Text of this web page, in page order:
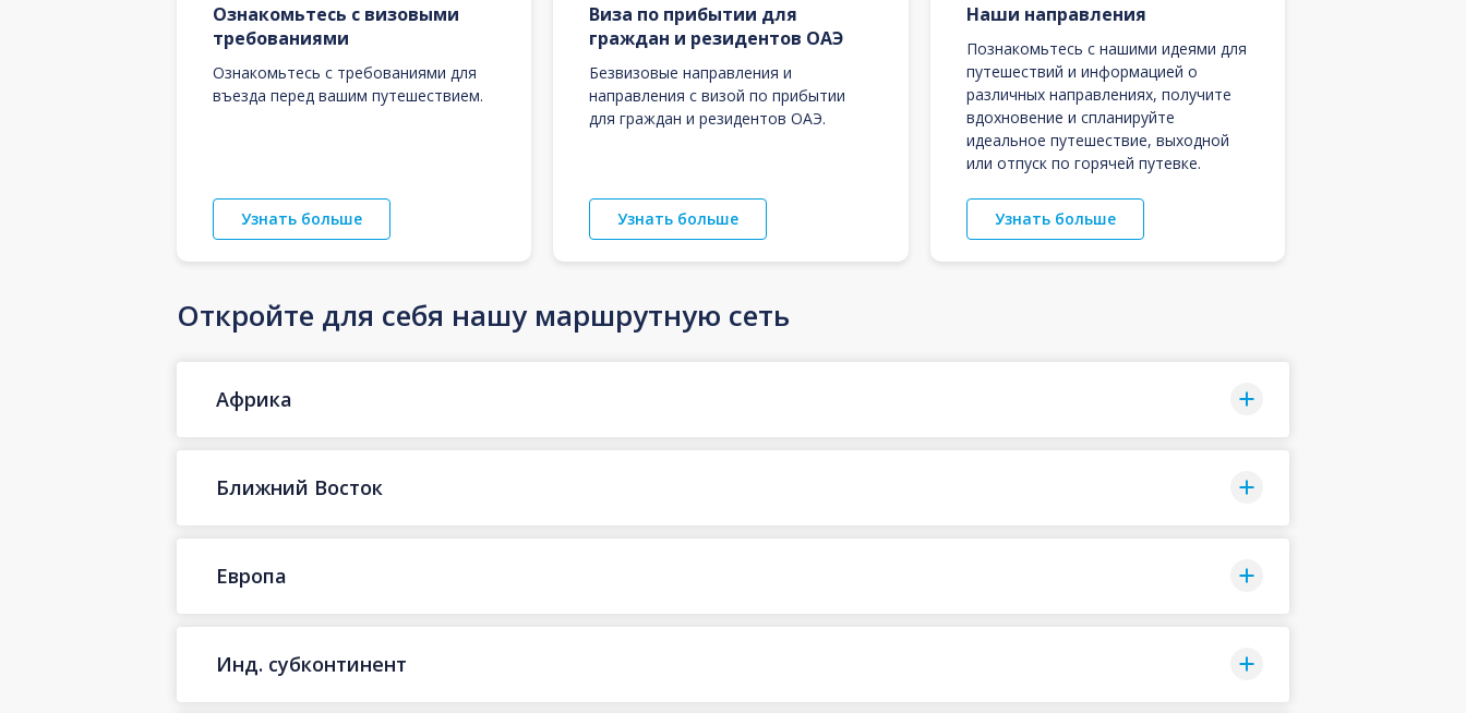
Ознакомьтесь с визовыми
требованиями
Ознакомьтесь с требованиями для
въезда перед вашим путешествием.
Узнать больше
Виза по прибытии для
граждан и резидентов ОАЭ
Безвизовые направления и
направления с визой по прибытии
для граждан и резидентов ОАЭ.
Узнать больше
Наши направления
Познакомьтесь с нашими идеями для
путешествий и информацией о
различных направлениях, получите
вдохновение и спланируйте
идеальное путешествие, выходной
или отпуск по горячей путевке.
Узнать больше
Откройте для себя нашу маршрутную сеть
Африка
Ближний Восток
Европа
Инд. субконтинент